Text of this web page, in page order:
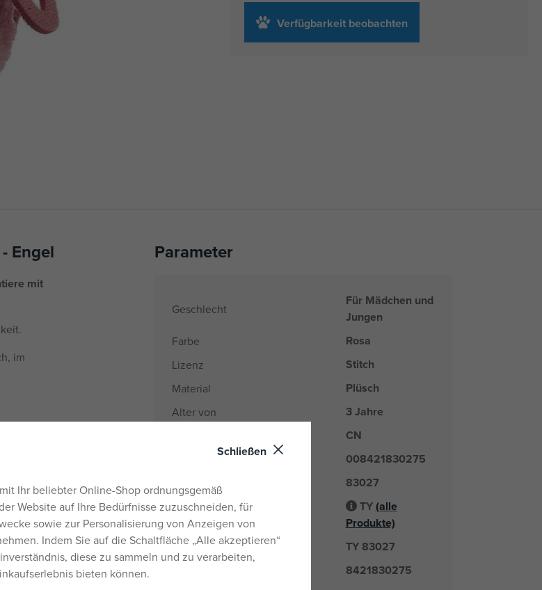
Verfügbarkeit beobachten
Engel
mit
im
Parameter
Geschlecht
Für Mädchen und
Jungen
Farbe Rosa
Lizenz Stitch
Material Plüsch
Alter von 3 Jahre
CN
008421830275
Liefernummer 83027
Hersteller / Lieferant
TY(alle
Produkte)
Katalognummer TY 83027
8421830275
Schließen
Ihr beliebter Online-Shop ordnungsgemäß
Website auf Ihre Bedürfnisse zuzuschneiden, für
sowie zur Personalisierung von Anzeigen von
Indem Sie auf die Schaltfläche „Alle akzeptieren“
diese zu sammeln und zu verarbeiten,
bieten können.